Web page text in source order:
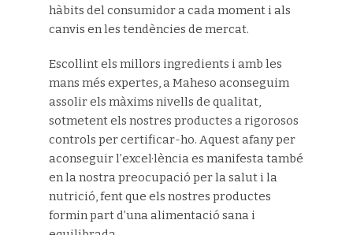
hàbits del consumidor a cada moment i als
canvis en les tendències de mercat.
Escollint els millors ingredients i amb les
mans més expertes, a Maheso aconseguim
assolir els màxims nivells de qualitat,
sotmetent els nostres productes a rigorosos
controls per certificar-ho. Aquest afany per
aconseguir l’excel·lència es manifesta també
en la nostra preocupació per la salut i la
nutrició, fent que els nostres productes
formin part d’una alimentació sana i